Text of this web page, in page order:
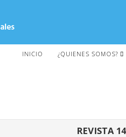
INICIO ¿QUIENES SOMOS?
REVISTA